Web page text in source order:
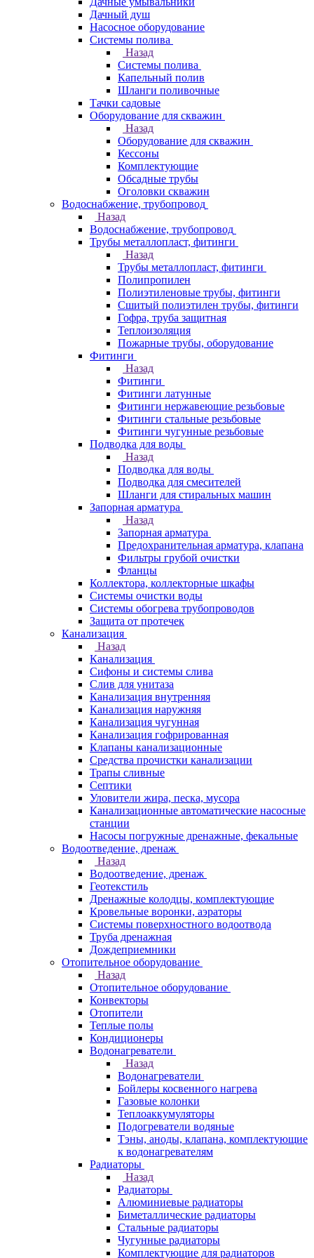
Дачный душ
Насосное оборудование
Системы полива
Назад
Системы полива
Капельный полив
Шланги поливочные
Тачки садовые
Оборудование для скважин
Назад
Оборудование для скважин
Кессоны
Комплектующие
Обсадные трубы
Оголовки скважин
Водоснабжение, трубопровод
Назад
Водоснабжение, трубопровод
Трубы металлопласт, фитинги
Назад
Трубы металлопласт, фитинги
Полипропилен
Полиэтиленовые трубы, фитинги
Сшитый полиэтилен трубы, фитинги
Гофра, труба защитная
Теплоизоляция
Пожарные трубы, оборудование
Фитинги
Назад
Фитинги
Фитинги латунные
Фитинги нержавеющие резьбовые
Фитинги стальные резьбовые
Фитинги чугунные резьбовые
Подводка для воды
Назад
Подводка для воды
Подводка для смесителей
Шланги для стиральных машин
Запорная арматура
Назад
Запорная арматура
Предохранительная арматура, клапана
Фильтры грубой очистки
Фланцы
Коллектора, коллекторные шкафы
Системы очистки воды
Системы обогрева трубопроводов
Защита от протечек
Канализация
Назад
Канализация
Сифоны и системы слива
Слив для унитаза
Канализация внутренняя
Канализация наружняя
Канализация чугунная
Канализация гофрированная
Клапаны канализационные
Средства прочистки канализации
Трапы сливные
Септики
Уловители жира, песка, мусора
Канализационные автоматические насосные
станции
Насосы погружные дренажные, фекальные
Водоотведение, дренаж
Назад
Водоотведение, дренаж
Геотекстиль
Дренажные колодцы, комплектующие
Кровельные воронки, аэраторы
Системы поверхностного водоотвода
Труба дренажная
Дождеприемники
Отопительное оборудование
Назад
Отопительное оборудование
Конвекторы
Отопители
Теплые полы
Кондиционеры
Водонагреватели
Назад
Водонагреватели
Бойлеры косвенного нагрева
Газовые колонки
Теплоаккумуляторы
Подогреватели водяные
Тэны, аноды, клапана, комплектующие
к водонагревателям
Радиаторы
Назад
Радиаторы
Алюминиевые радиаторы
Биметаллические радиаторы
Стальные радиаторы
Чугунные радиаторы
Комплектующие для радиаторов